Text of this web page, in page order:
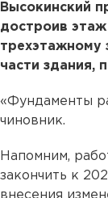
Высокинский
достроив
трехэтажному
части здания,
«Фундаменты
чиновник.
Напомним,
закончить к
внесения